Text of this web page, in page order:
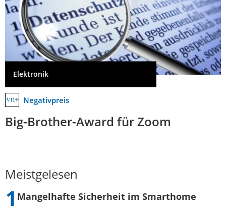
Elektronik
Negativpreis
Big-Brother-Award für Zoom
Meistgelesen
Mangelhafte Sicherheit im Smarthome